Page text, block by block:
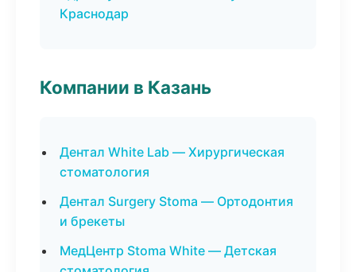
Краснодар
Компании в Казань
Дентал White Lab — Хирургическая
стоматология
Дентал Surgery Stoma — Ортодонтия
и брекеты
МедЦентр Stoma White — Детская